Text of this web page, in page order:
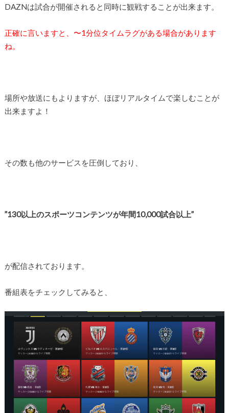
DAZNは試合が開催されると同時に観戦することが出来ます。
正確に言いますと、〜1分位タイムラグがある場合があります
ね。
場所や放送にもよりますが、ほぼリアルタイムで楽しむことが
出来ますよ！
その数も他のサービスを圧倒しており、
”130以上のスポーツコンテンツが年間10,000試合以上”
が配信されております。
番組表をチェックしてみると、